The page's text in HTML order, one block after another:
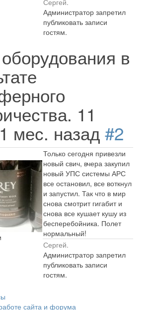
Сергей.
Администратор запретил
публиковать записи
гостям.
в
11
мес. назад #2
Только сегодня привезли
новый свич, вчера закупил
новый УПС системы АРС
все остановил, все воткнул
и запустил. Так что в мир
снова смотрит гигабит и
снова все кушает кушу из
бесперебойника. Полет
нормальный!
Сергей.
Администратор запретил
публиковать записи
гостям.
сайта и форума